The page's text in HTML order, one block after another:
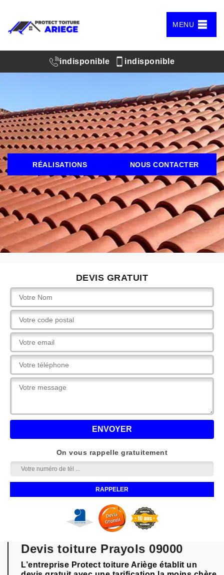
MENU
indisponible indisponible
RÉALISATIONS NOUS CONTACTER
DEVIS GRATUIT
On vous rappelle gratuitement
Devis toiture Prayols 09000
L’entreprise Protect toiture Ariège établit un